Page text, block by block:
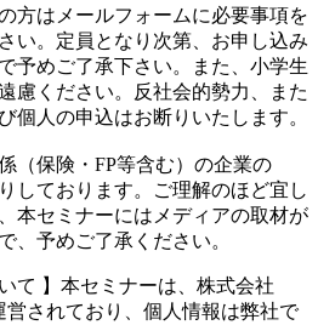
方はメールフォームに必要事項を
い。定員となり次第、お申し込み
予めご了承下さい。また、小学生
慮ください。反社会的勢力、また
個人の申込はお断りいたします。
（保険・FP等含む）の企業の
しております。ご理解のほど宜し
本セミナーにはメディアの取材が
、予めご了承ください。
て 】本セミナーは、株式会社
営されており、個人情報は弊社で